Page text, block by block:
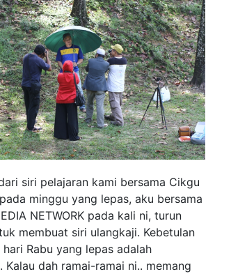
siri pelajaran kami bersama Cikgu
minggu yang lepas, aku bersama
NETWORK pada kali ni, turun
membuat siri ulangkaji. Kebetulan
Rabu yang lepas adalah
Kalau dah ramai-ramai ni.. memang